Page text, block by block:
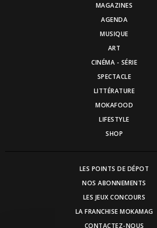
MAGAZINES
AGENDA
MUSIQUE
ART
CINÉMA - SÉRIE
SPECTACLE
LITTÉRATURE
MOKAFOOD
LIFESTYLE
SHOP
LES POINTS DE DÉPOT
NOS ABONNEMENTS
LES JEUX CONCOURS
LA FRANCHISE MOKAMAG
CONTACTEZ-NOUS